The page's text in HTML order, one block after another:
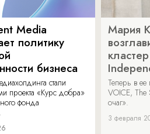
Media
политику
бизнеса
стали
проекта «Курс добра»
фонда
Мария
Теперь в
VOICE,
очаг».
3 февраля